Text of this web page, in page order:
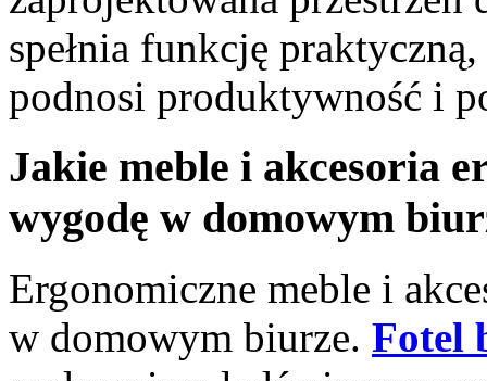
spełnia funkcję
podnosi produktywność i
Jakie meble i akcesoria
wygodę w domowym
Ergonomiczne meble i
w domowym biurze. Fotel